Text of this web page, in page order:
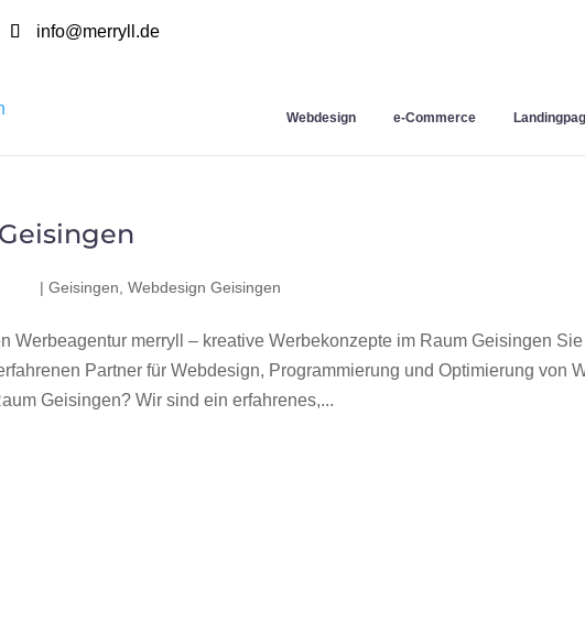
info@merryll.de
Webdesign e-Commerce
|Geisingen ,Webdesign Geisingen
Werbeagentur merryll – kreative Werbekonzepte im Raum Geisingen
Partner für Webdesign, Programmierung und Optimierung von
Geisingen? Wir sind ein erfahrenes,...